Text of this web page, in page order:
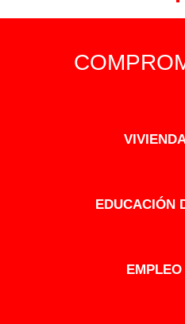
EDUCACIÓN